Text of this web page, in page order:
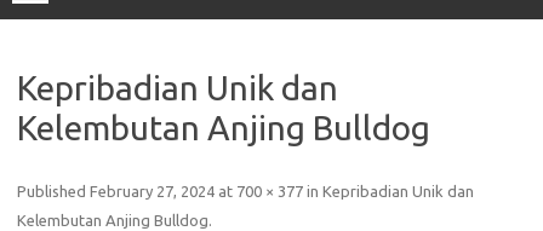
Kepribadian Unik dan
Kelembutan Anjing Bulldog
Published February 27, 2024 at 700 × 377 in Kepribadian Unik dan
Kelembutan Anjing Bulldog.